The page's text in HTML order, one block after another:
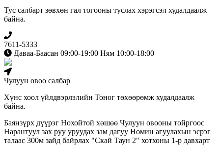
Тус салбарт зөвхөн гал тогооны туслах хэрэгсэл худалдаалж
байна.
7611-5333
Даваа-Баасан 09:00-19:00 Ням 10:00-18:00
Чулуун овоо салбар
Хүнс хоол үйлдвэрлэлийн Тоног төхөөрөмж худалдаалж
байна.
Баянзүрх дүүрэг Нохойтой хөшөө Чулуун овооны тойргоос
Нарантуул зах руу уруудах зам дагуу Номин агуулахын эсрэг
талаас 300м зайд байрлах "Скай Таун 2" хотхоны 1-р давхарт